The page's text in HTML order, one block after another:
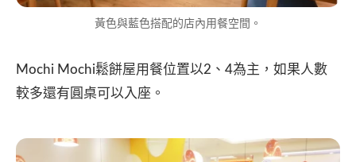
黃色與藍色搭配的店內用餐空間。
Mochi Mochi鬆餅屋用餐位置以2、4為主，如果人數
較多還有圓桌可以入座。